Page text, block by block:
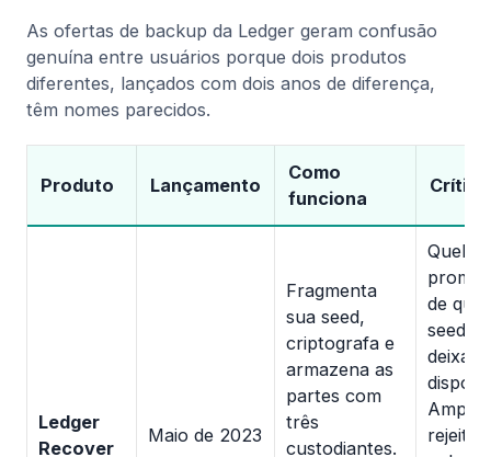
As ofertas de backup da Ledger geram confusão
genuína entre usuários porque dois produtos
diferentes, lançados com dois anos de diferença,
têm nomes parecidos.
Produto Lançamento
Como
funciona
Crítica
Ledger
Recover
Maio de 2023
Fragmenta
sua seed,
criptografa e
armazena as
partes com
três
custodiantes.
de que
seed
deixa o